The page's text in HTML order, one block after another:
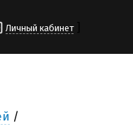
Личный кабинет